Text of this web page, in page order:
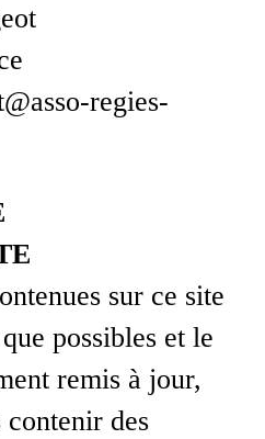
regies-
sur ce site
possibles et le
remis à jour,
des